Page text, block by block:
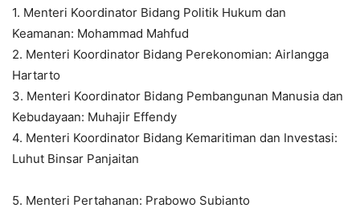
1. Menteri Koordinator Bidang Politik Hukum dan
Keamanan: Mohammad Mahfud
2. Menteri Koordinator Bidang Perekonomian: Airlangga
Hartarto
3. Menteri Koordinator Bidang Pembangunan Manusia dan
Kebudayaan: Muhajir Effendy
4. Menteri Koordinator Bidang Kemaritiman dan Investasi:
Luhut Binsar Panjaitan
5. Menteri Pertahanan: Prabowo Subianto